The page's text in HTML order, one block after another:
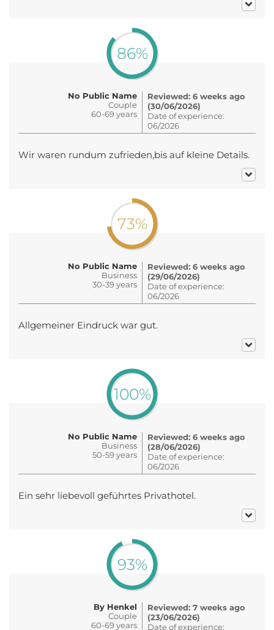
86%
No Public Name
Couple
60-69 years
Reviewed: 6 weeks ago
(30/06/2026)
Date of experience:
06/2026
Wir waren rundum zufrieden,bis auf kleine Details.
73%
No Public Name
Business
30-39 years
Reviewed: 6 weeks ago
(29/06/2026)
Date of experience:
06/2026
Allgemeiner Eindruck war gut.
100%
No Public Name
Business
50-59 years
Reviewed: 6 weeks ago
(28/06/2026)
Date of experience:
06/2026
Ein sehr liebevoll geführtes Privathotel.
93%
By Henkel
Couple
60-69 years
Reviewed: 7 weeks ago
(23/06/2026)
Date of experience: